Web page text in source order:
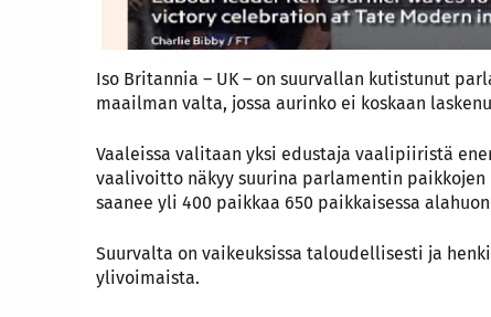
Iso Britannia – UK – on suurvallan kutistunut
maailman valta, jossa aurinko ei koskaan
Vaaleissa valitaan yksi edustaja vaalipiiristä
vaalivoitto näkyy suurina parlamentin
saanee yli 400 paikkaa 650 paikkaisessa
Suurvalta on vaikeuksissa taloudellisesti ja
ylivoimaista.